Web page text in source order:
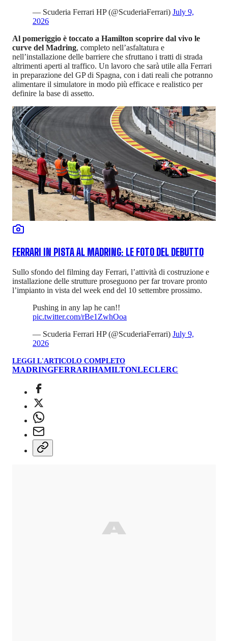
— Scuderia Ferrari HP (@ScuderiaFerrari) July 9,
2026
Al pomeriggio è toccato a Hamilton scoprire dal vivo le
curve del Madring, completo nell’asfaltatura e
nell’installazione delle barriere che sfruttano i tratti di strada
altrimenti aperti al traffico. Un lavoro che sarà utile alla Ferrari
in preparazione del GP di Spagna, con i dati reali che potranno
alimentare il simulatore in modo più efficace e realistico per
definire la base di assetto.
FERRARI IN PISTA AL MADRING: LE FOTO DEL DEBUTTO
Sullo sfondo del filming day Ferrari, l’attività di costruzione e
installazione delle strutture proseguono per far trovare pronto
l’impianto in vista del week end del 10 settembre prossimo.
Pushing in any lap he can!!
pic.twitter.com/rBe1ZwhOoa
— Scuderia Ferrari HP (@ScuderiaFerrari) July 9,
2026
LEGGI L'ARTICOLO COMPLETO
MADRINGFERRARIHAMILTONLECLERC